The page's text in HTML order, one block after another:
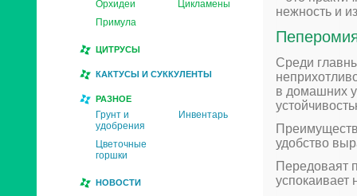
Орхидеи
Цикламены
Примула
ЦИТРУСЫ
КАКТУСЫ И СУККУЛЕНТЫ
РАЗНОЕ
Грунт и
удобрения
Инвентарь
Цветочные
горшки
НОВОСТИ
нежность и
Среди
в домашних
удобство
Передоваят
успокаивает